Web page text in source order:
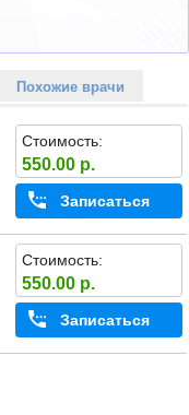
Похожие врачи
Стоимость:
550.00 р.
Записаться
Стоимость:
550.00 р.
Записаться